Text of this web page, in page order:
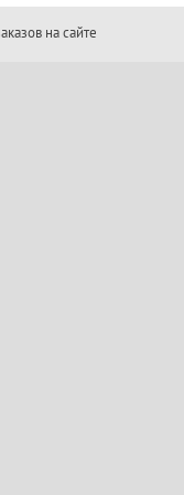
на сайте